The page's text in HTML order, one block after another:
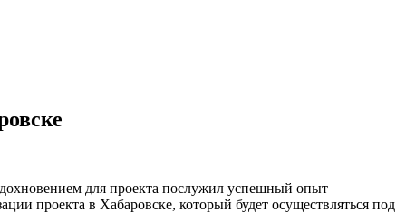
для проекта послужил успешный опыт
проекта в Хабаровске, который будет осуществляться под